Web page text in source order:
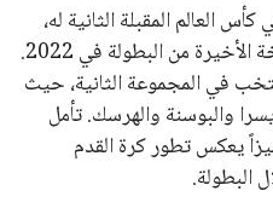
العالم المقبلة الثانية له،
بعد أن استضافت دولة قطر النسخة الأخيرة من البطولة في 2022.
في المجموعة الثانية، حيث
والبوسنة والهرسك. تأمل
يعكس تطور كرة القدم
البطولة.